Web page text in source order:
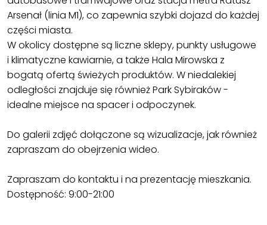
Arsenał (linia M1), co zapewnia szybki dojazd do każdej
części miasta.
W okolicy dostępne są liczne sklepy, punkty usługowe
i klimatyczne kawiarnie, a także Hala Mirowska z
bogatą ofertą świeżych produktów. W niedalekiej
odległości znajduje się również Park Sybiraków -
idealne miejsce na spacer i odpoczynek.
Do galerii zdjęć dołączone są wizualizacje, jak również
zapraszam do obejrzenia wideo.
Zapraszam do kontaktu i na prezentację mieszkania.
Dostępność: 9:00-21:00